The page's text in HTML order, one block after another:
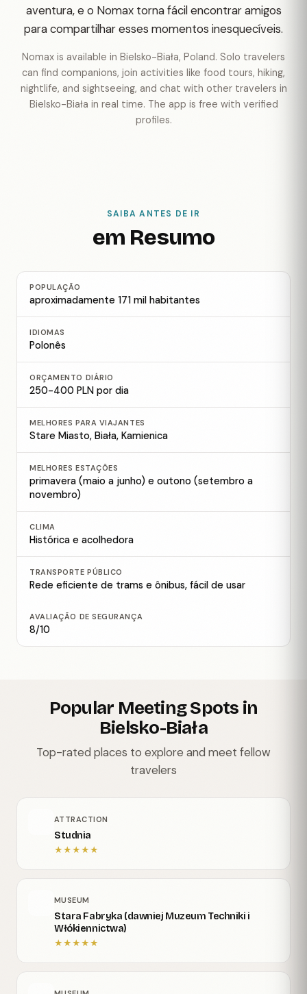
aventura, e o Nomax torna fácil encontrar amigos
para compartilhar esses momentos inesquecíveis.
Nomax is available in Bielsko-Biała, Poland. Solo travelers
can find companions, join activities like food tours, hiking,
nightlife, and sightseeing, and chat with other travelers in
Bielsko-Biała in real time. The app is free with verified
profiles.
SAIBA ANTES DE IR
em Resumo
POPULAÇÃO
aproximadamente 171 mil habitantes
IDIOMAS
Polonês
ORÇAMENTO DIÁRIO
250-400 PLN por dia
MELHORES PARA VIAJANTES
Stare Miasto, Biała, Kamienica
MELHORES ESTAÇÕES
primavera (maio a junho) e outono (setembro a
novembro)
CLIMA
Histórica e acolhedora
TRANSPORTE PÚBLICO
Rede eficiente de trams e ônibus, fácil de usar
AVALIAÇÃO DE SEGURANÇA
8/10
Popular Meeting Spots in
Bielsko-Biała
Top-rated places to explore and meet fellow
travelers
ATTRACTION
Studnia
★★★★★
MUSEUM
Stara Fabryka (dawniej Muzeum Techniki i
Włókiennictwa)
★★★★★